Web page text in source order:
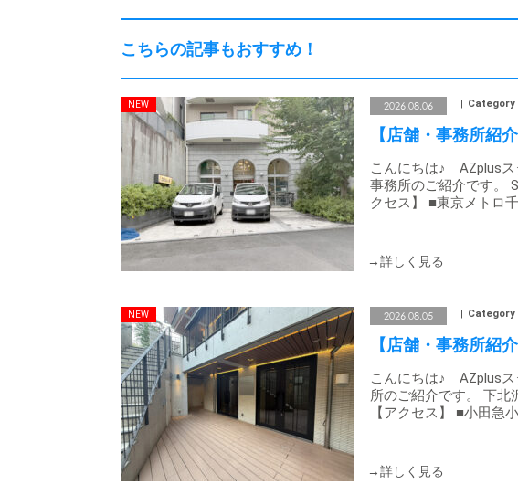
こちらの記事もおすすめ！
2026.08.06 Category
【店舗・事務所紹
こんにちは♪ AZplusス
事務所のご紹介です。
クセス】 ■東京メトロ
2026.08.05 Category
【店舗・事務所紹
こんにちは♪ AZplusス
所のご紹介です。 下北
【アクセス】 ■小田急